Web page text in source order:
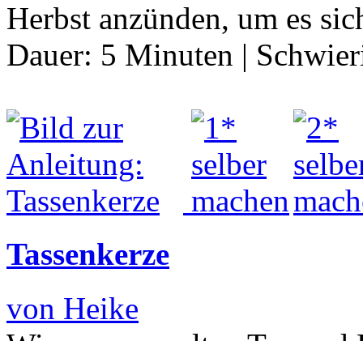
Herbst anzünden, um es
Dauer: 5 Minuten |
Tassenkerze
von Heike